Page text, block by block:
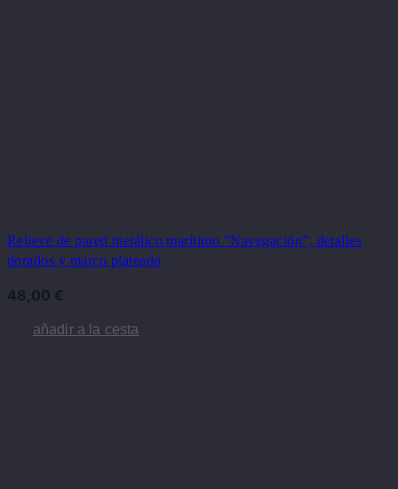
Relieve de pared metálico marítimo “Navegación”, detalles
dorados y marco plateado
48,00 €
añadir a la cesta